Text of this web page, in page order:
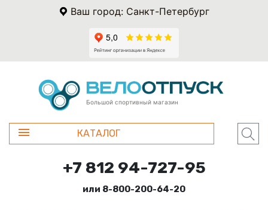
Ваш город: Санкт-Петербург
Большой спортивный магазин
КАТАЛОГ
+7 812 94-727-95
или 8-800-200-64-20